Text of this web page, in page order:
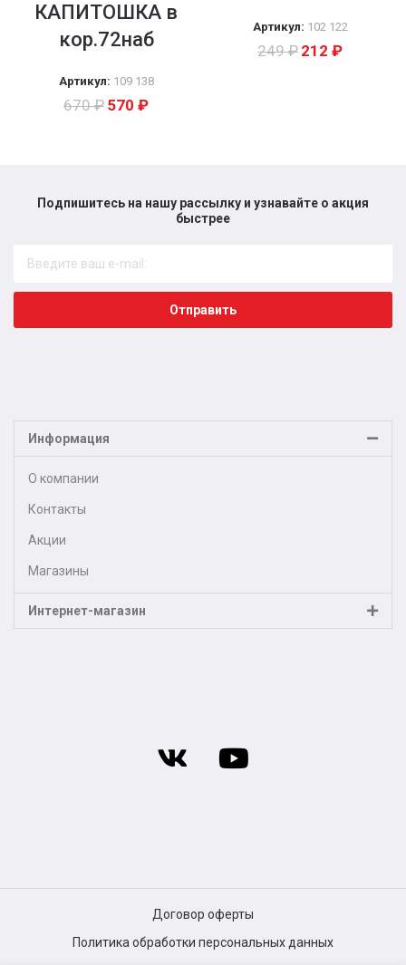
КАПИТОШКА в
кор.72наб
Артикул: 109 138
670₽ 570 ₽
Артикул: 102 122
249₽ 212 ₽
Подпишитесь на нашу рассылку и узнавайте о акция
быстрее​
Отправить
Информация
О компании
Контакты
Акции
Магазины
Интернет-магазин
Договор оферты
Политика обработки персональных данных